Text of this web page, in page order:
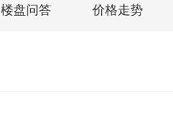
楼盘问答 价格走势